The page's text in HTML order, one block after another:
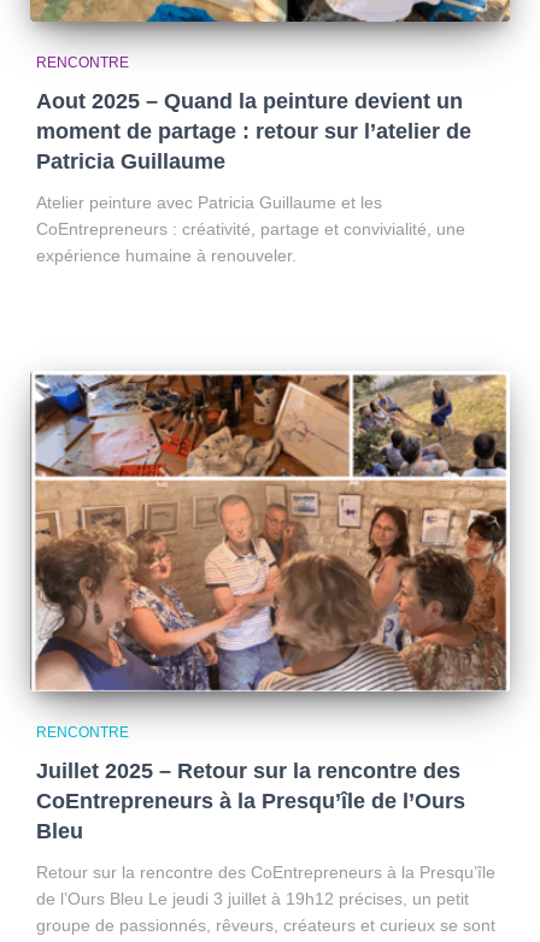
RENCONTRE
Aout 2025 – Quand la peinture devient un
moment de partage : retour sur l’atelier de
Patricia Guillaume
Atelier peinture avec Patricia Guillaume et les
CoEntrepreneurs : créativité, partage et convivialité, une
expérience humaine à renouveler.
RENCONTRE
Juillet 2025 – Retour sur la rencontre des
CoEntrepreneurs à la Presqu’île de l’Ours
Bleu
Retour sur la rencontre des CoEntrepreneurs à la Presqu’île
de l’Ours Bleu Le jeudi 3 juillet à 19h12 précises, un petit
groupe de passionnés, rêveurs, créateurs et curieux se sont